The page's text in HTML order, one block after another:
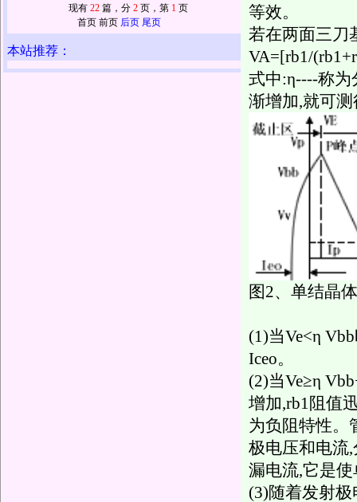
现有 22 篇，分 2 页，第 1 页
首页 前页 后页 尾页
本站推荐：
等效。
若在两面三刀
VA=[rb1/
式中:η----称为
渐增加,就可
图2、单结晶
(1)当Ve<η
Iceo。
(2)当Ve≥η
增加,rb1阻值
为负阻特性。
极电压和电流
漏电流,它是
(3)随着发射